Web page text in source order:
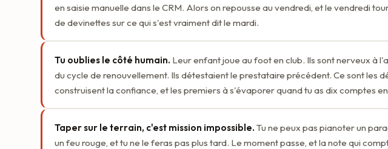
en saisie manuelle dans le CRM. Alors on repousse au vendredi, et le vendredi
de devinettes sur ce qui s'est vraiment dit le mardi.
Tu oublies le côté humain. Leur enfant joue au foot en club. Ils sont nerveux à
du cycle de renouvellement. Ils détestaient le prestataire précédent. Ce sont les
construisent la confiance, et les premiers à s'évaporer quand tu as dix comptes
Taper sur le terrain, c'est mission impossible. Tu ne peux pas pianoter un
un feu rouge, et tu ne le feras pas plus tard. Le moment passe, et la note qui